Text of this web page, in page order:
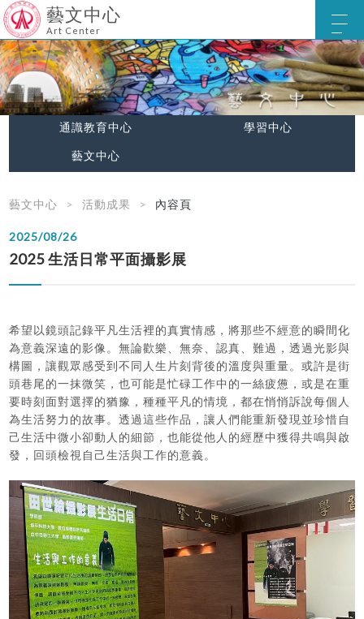
藝文中心
Art Center
通識教育中心 學習中心
藝文中心
藝文中心 活動成果 內容頁
2025/08/26
2025 生活日常平面攝影展
希望以鏡頭記錄平凡生活裡的真實情感，將那些不經意的瞬間化
為意義深遠的影像。無論歡樂、無奈、認真、難過，透過光影與
構圖，讓觀眾感受到不同人生片刻背後的溫度與重量。或許是街
頭巷尾的一抹微笑，也可能是忙碌工作中的一絲疲憊，或是在重
要時刻面對選擇的猶豫，種種平凡的情境，都在悄悄訴說每個人
為生活努力的故事。透過這些作品，讓人們能重新發現並珍惜自
己生活中微小卻動人的細節，也能從他人的經歷中獲得共鳴與啟
發，回頭檢視自己生活與工作的意義。